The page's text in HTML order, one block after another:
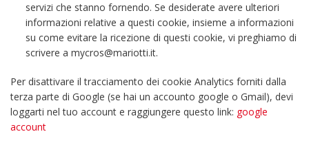
servizi che stanno fornendo. Se desiderate avere ulteriori
informazioni relative a questi cookie, insieme a informazioni
su come evitare la ricezione di questi cookie, vi preghiamo di
scrivere a mycros@mariotti.it.
Per disattivare il tracciamento dei cookie Analytics forniti dalla
terza parte di Google (se hai un accounto google o Gmail), devi
loggarti nel tuo account e raggiungere questo link: google
account